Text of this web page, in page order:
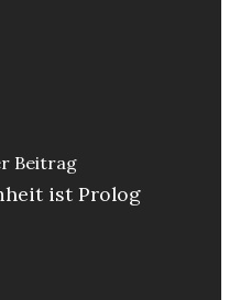
Beitrag
ist Prolog